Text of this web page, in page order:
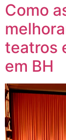
Como
teatros
em BH